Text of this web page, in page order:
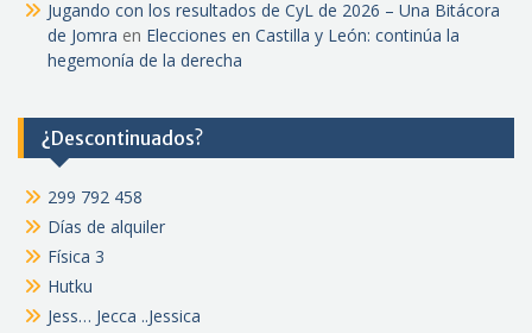
Jugando con los resultados de CyL de 2026 – Una Bitácora
de Jomra en Elecciones en Castilla y León: continúa la
hegemonía de la derecha
¿Descontinuados?
299 792 458
Días de alquiler
Física 3
Hutku
Jess… Jecca ..Jessica